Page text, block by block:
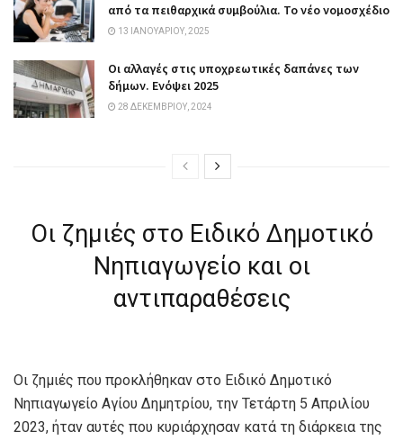
από τα πειθαρχικά συμβούλια. Το νέο νομοσχέδιο
13 ΙΑΝΟΥΑΡΊΟΥ, 2025
Οι αλλαγές στις υποχρεωτικές δαπάνες των
δήμων. Ενόψει 2025
28 ΔΕΚΕΜΒΡΊΟΥ, 2024
Οι ζημιές στο Ειδικό Δημοτικό
Νηπιαγωγείο και οι
αντιπαραθέσεις
Οι ζημιές που προκλήθηκαν στο Ειδικό Δημοτικό
Νηπιαγωγείο Αγίου Δημητρίου, την Τετάρτη 5 Απριλίου
2023, ήταν αυτές που κυριάρχησαν κατά τη διάρκεια της